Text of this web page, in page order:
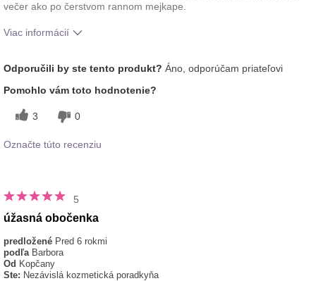
večer ako po čerstvom rannom mejkape.
Viac informácií
značkami dekoratívnej kozmetiky, ktoré ste
vyskúšali?
Odporučili by ste tento produkt? Áno, odporúčam priateľovi
Pomohlo vám toto hodnotenie?
3 0
Označte túto recenziu
5
úžasná obočenka
predložené Pred 6 rokmi
podľa Barbora
Od Kopčany
Ste: Nezávislá kozmetická poradkyňa